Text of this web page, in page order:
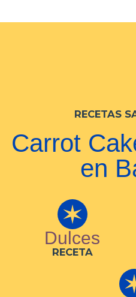
RECETAS
Carrot
en
Dulces
RECETA